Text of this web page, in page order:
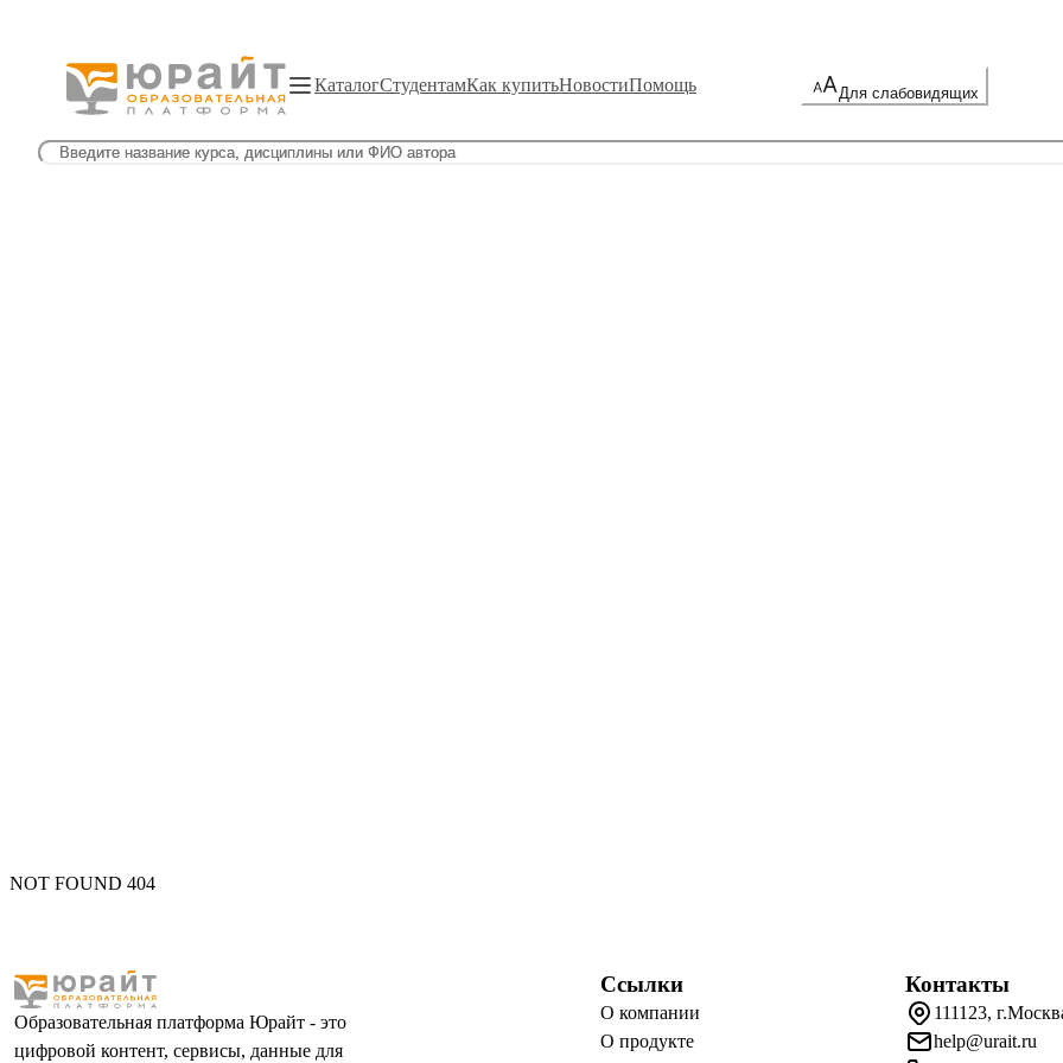
КаталогСтудентамКак купитьНовостиПомощь Для слабовидящих
NOT FOUND 404
Образовательная платформа Юрайт - это
цифровой контент, сервисы, данные для
Ссылки
О компании
О продукте
Контакты
111123,
help@urait.ru